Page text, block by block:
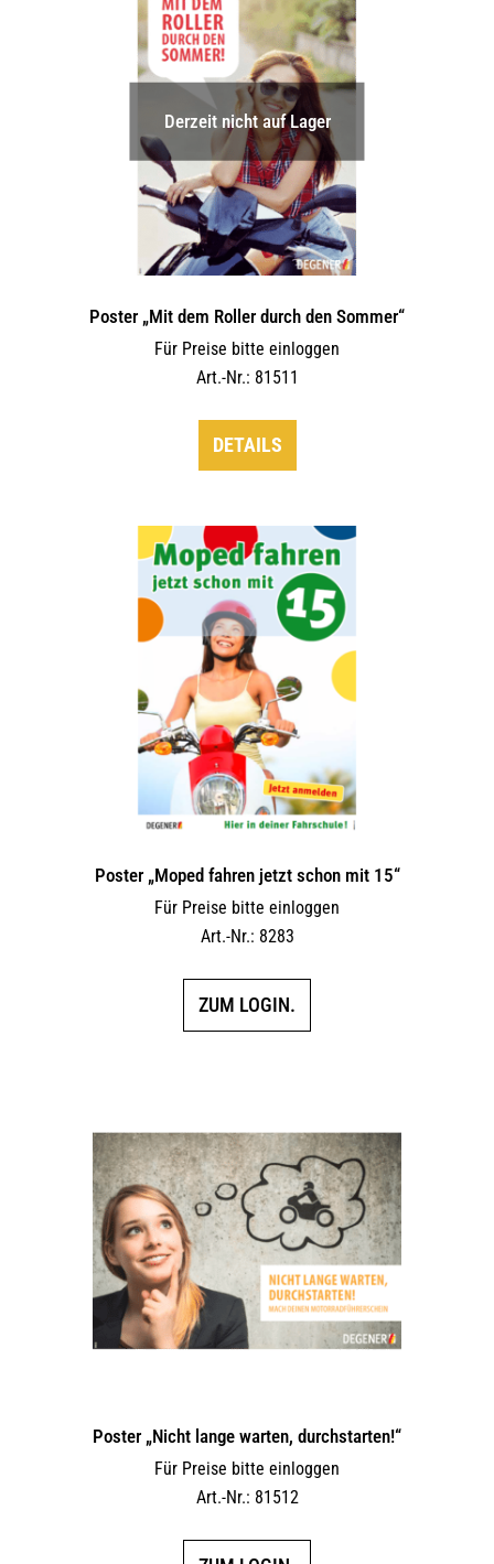
Derzeit nicht auf Lager
Poster „Mit dem Roller durch den Sommer“
Für Preise bitte einloggen
Art.-Nr.: 81511
DETAILS
Poster „Moped fahren jetzt schon mit 15“
Für Preise bitte einloggen
Art.-Nr.: 8283
ZUM LOGIN.
Poster „Nicht lange warten, durchstarten!“
Für Preise bitte einloggen
Art.-Nr.: 81512